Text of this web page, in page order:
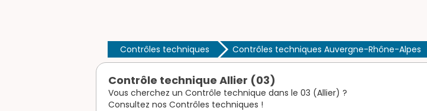
Contrôles techniques Contrôles techniques Auvergne-Rhône-Alpes
Contrôle technique Allier (03)
Vous cherchez un Contrôle technique dans le 03 (Allier) ?
Consultez nos Contrôles techniques !